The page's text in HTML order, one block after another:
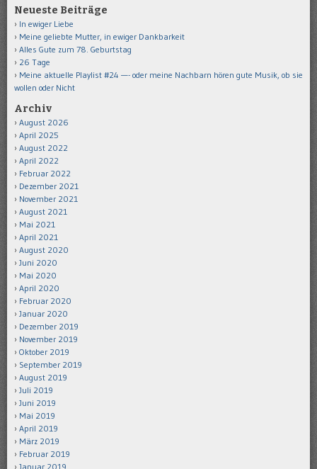
Neueste Beiträge
In ewiger Liebe
Meine geliebte Mutter, in ewiger Dankbarkeit
Alles Gute zum 78. Geburtstag
26 Tage
Meine aktuelle Playlist #24 —- oder meine Nachbarn hören gute Musik, ob sie
wollen oder Nicht
Archiv
August 2026
April 2025
August 2022
April 2022
Februar 2022
Dezember 2021
November 2021
August 2021
Mai 2021
April 2021
August 2020
Juni 2020
Mai 2020
April 2020
Februar 2020
Januar 2020
Dezember 2019
November 2019
Oktober 2019
September 2019
August 2019
Juli 2019
Juni 2019
Mai 2019
April 2019
März 2019
Februar 2019
Januar 2019